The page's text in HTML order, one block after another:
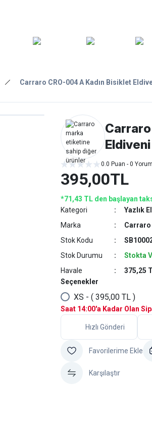
AKSESUARLAR ASKI/TAŞIMA
Carraro CRO-004 A Kadın Bisiklet
0.0 Puan - 0 Yorum
395,00TL
*71,43 TL den başlayan
Kategori
Yazlık
Marka
Carraro
Stok Kodu
Stok Durumu
Stokta
Havale
375,25
Saat 14:00'a Kadar Olan
Seçenekler
XS - ( 395,00 TL )
Hızlı Gönderi
Karşılaştır